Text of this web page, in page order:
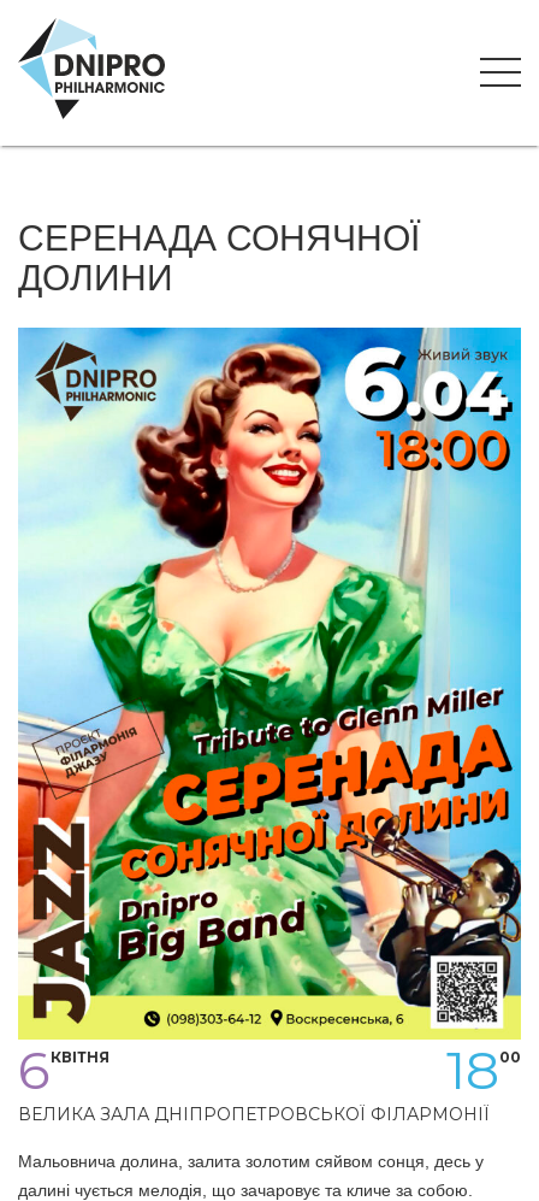
СЕРЕНАДА СОНЯЧНОЇ
ДОЛИНИ
6 КВІТНЯ 00
18
ВЕЛИКА ЗАЛА ДНІПРОПЕТРОВСЬКОЇ ФІЛАРМОНІЇ
Мальовнича долина, залита золотим сяйвом сонця, десь у
далині чується мелодія, що зачаровує та кличе за собою.